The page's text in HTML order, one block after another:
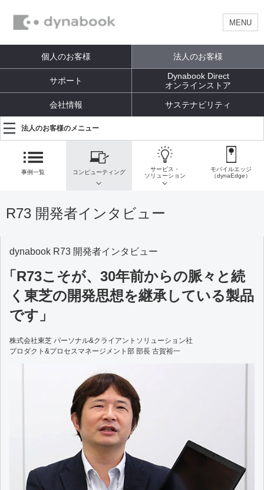
MENU
個人のお客様 法人のお客様
サポート
Dynabook Direct
オンラインストア
会社情報 サステナビリティ
法人のお客様のメニュー
事例一覧 コンピューティング
サービス・
ソリューション
モバイルエッジ
（dynaEdge）
R73 開発者インタビュー
dynabook R73 開発者インタビュー
「R73こそが、30年前からの脈々と続
く 東芝の開発思想を継承している製品
です」
株式会社東芝 パーソナル&クライアントソリューション社
プロダクト&プロセスマネージメント部 部長 古賀裕一